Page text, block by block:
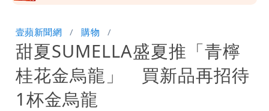
8校停課不停班
壹蘋新聞網 購物
甜夏SUMELLA盛夏推「青檸
桂花金烏龍」 買新品再招待
1杯金烏龍